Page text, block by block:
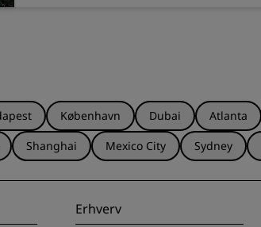
København Dubai Atlanta
Shanghai Mexico City Sydney
Erhverv